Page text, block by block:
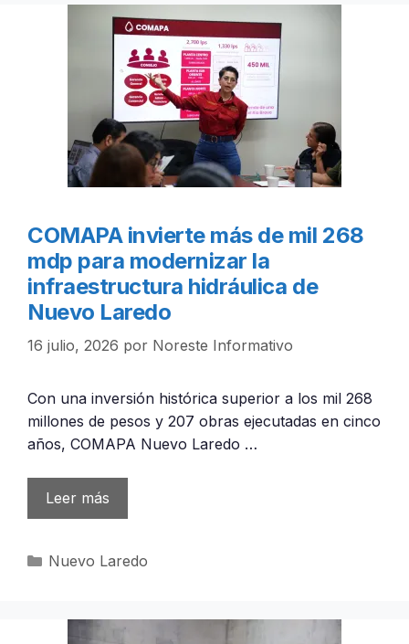
COMAPA invierte más de mil 268
mdp para modernizar la
infraestructura hidráulica de
Nuevo Laredo
16 julio, 2026 por Noreste Informativo
Con una inversión histórica superior a los mil 268
millones de pesos y 207 obras ejecutadas en cinco
años, COMAPA Nuevo Laredo …
Leer más
Categorías
Nuevo Laredo